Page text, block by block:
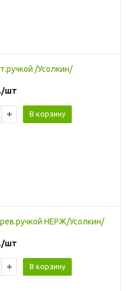
/Усолкин/
/шт
В корзину
НЕРЖ/Усолкин/
/шт
В корзину